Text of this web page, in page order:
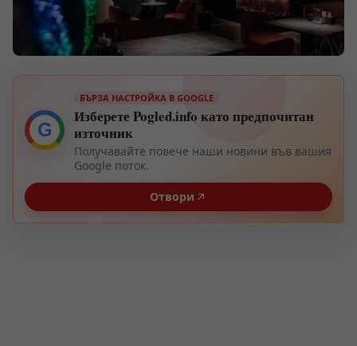
G
БЪРЗА НАСТРОЙКА В GOOGLE
Изберете Pogled.info като предпочитан
източник
Получавайте повече наши новини във вашия
Google поток.
Отвори